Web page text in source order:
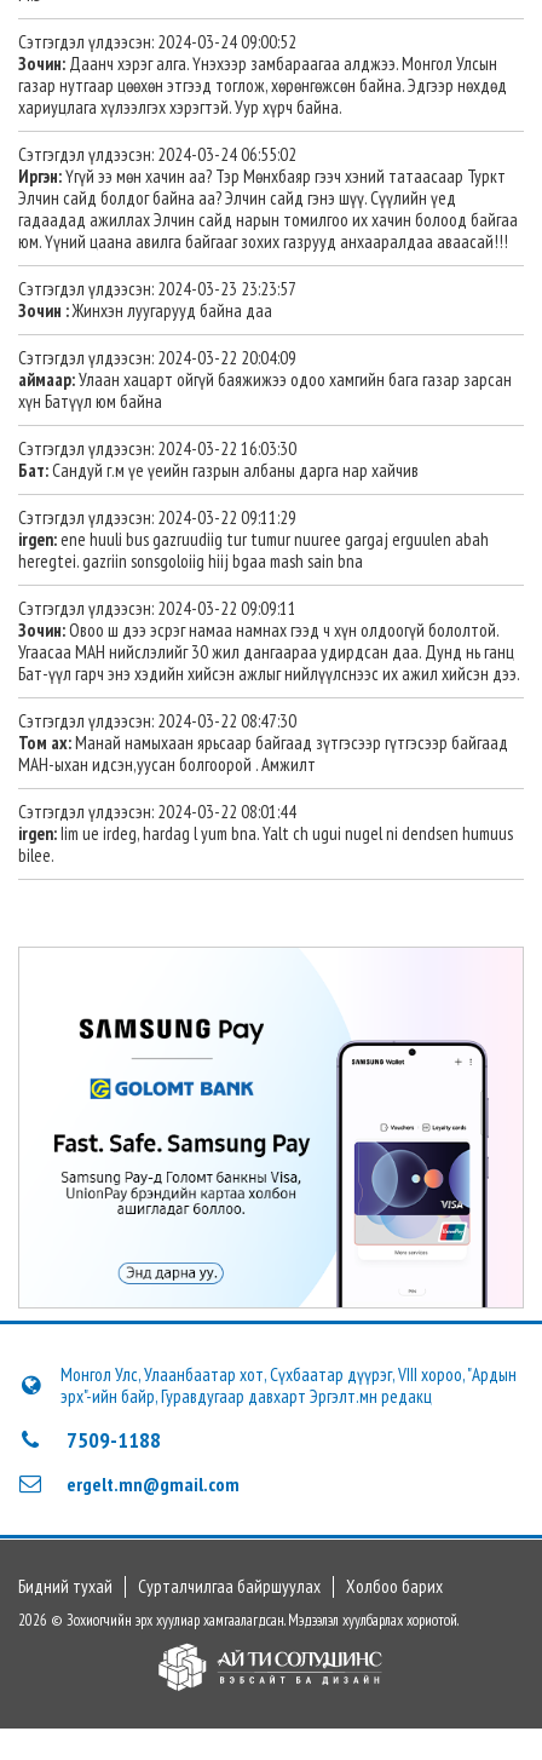
Сэтгэгдэл үлдээсэн: 2024-03-24 09:00:52
Зочин: Даанч хэрэг алга. Үнэхээр замбараагаа алджээ. Монгол Улсын
газар нутгаар цөөхөн этгээд тоглож, хөрөнгөжсөн байна. Эдгээр нөхдөд
хариуцлага хүлээлгэх хэрэгтэй. Уур хүрч байна.
Сэтгэгдэл үлдээсэн: 2024-03-24 06:55:02
Иргэн:Үгүй ээ мөн хачин аа? Тэр Мөнхбаяр гээч хэний татаасаар Туркт
Элчин сайд болдог байна аа? Элчин сайд гэнэ шүү. Сүүлийн үед
гадаадад ажиллах Элчин сайд нарын томилгоо их хачин болоод байгаа
юм. Үүний цаана авилга байгааг зохих газрууд анхааралдаа аваасай!!!
Сэтгэгдэл үлдээсэн: 2024-03-23 23:23:57
Зочин :Жинхэн луугарууд байна даа
Сэтгэгдэл үлдээсэн: 2024-03-22 20:04:09
аймаар:Улаан хацарт ойгүй баяжижээ одоо хамгийн бага газар зарсан
хүн Батүүл юм байна
Сэтгэгдэл үлдээсэн: 2024-03-22 16:03:30
Бат:Сандуй г.м үе үеийн газрын албаны дарга нар хайчив
Сэтгэгдэл үлдээсэн: 2024-03-22 09:11:29
irgen: ene huuli bus gazruudiig tur tumur nuuree gargaj erguulen abah
heregtei. gazriin sonsgoloiig hiij bgaa mash sain bna
Сэтгэгдэл үлдээсэн: 2024-03-22 09:09:11
Зочин:Овоо ш дээ эсрэг намаа намнах гээд ч хүн олдоогүй бололтой.
Угаасаа МАН нийслэлийг 30 жил дангаараа удирдсан даа. Дунд нь ганц
Бат-үүл гарч энэ хэдийн хийсэн ажлыг нийлүүлснээс их ажил хийсэн дээ.
Сэтгэгдэл үлдээсэн: 2024-03-22 08:47:30
Том ах:Манай намыхаан ярьсаар байгаад зүтгэсээр гүтгэсээр байгаад
МАН-ыхан идсэн,уусан болгоорой . Амжилт
Сэтгэгдэл үлдээсэн: 2024-03-22 08:01:44
irgen:Iim ue irdeg, hardag l yum bna. Yalt ch ugui nugel ni dendsen humuus
bilee.
Монгол Улс, Улаанбаатар хот, Сүхбаатар дүүрэг, VIII хороо, "Ардын
эрх"-ийн байр, Гуравдугаар давхарт Эргэлт.мн редакц
7509-1188
ergelt.mn@gmail.com
Бидний тухай Сурталчилгаа байршуулах Холбоо барих
2026 © Зохиогчийн эрх хуулиар хамгаалагдсан. Мэдээлэл хуулбарлах хориотой.